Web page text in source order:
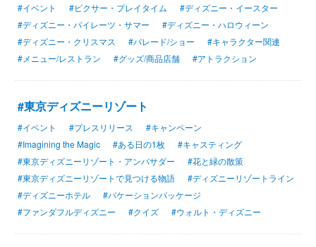
#イベント #ピクサー・プレイタイム
#ディズニー・イースター
#ディズニー・パイレーツ・サマー
#ディズニー・ハロウィーン
#ディズニー・クリスマス
#パレード/ショー
#キャラクター関連
#メニュー/レストラン
#グッズ/商品店舗 #アトラクション
#東京ディズニーリゾート
#イベント #プレスリリース
#キャンペーン
#Imagining the Magic
#ある日の1枚
#キャスティング
#東京ディズニーリゾート・アンバサダー
#花と緑の散策
#東京ディズニーリゾートで見つける物語
#ディズニーリゾートライン
#ディズニーホテル
#バケーションパッケージ
#ファンダフルディズニー
#クイズ #ウォルト・ディズニー